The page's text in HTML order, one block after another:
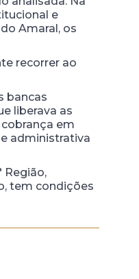
e
Amaral, os
recorrer ao
bancas
liberava as
em
administrativa
Região,
tem condições